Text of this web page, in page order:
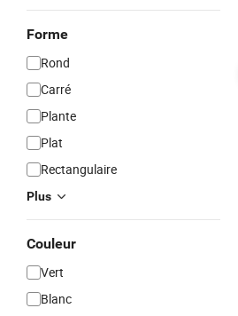
Forme
Rond
Carré
Plante
Plat
Rectangulaire
Plus
Couleur
Vert
Blanc